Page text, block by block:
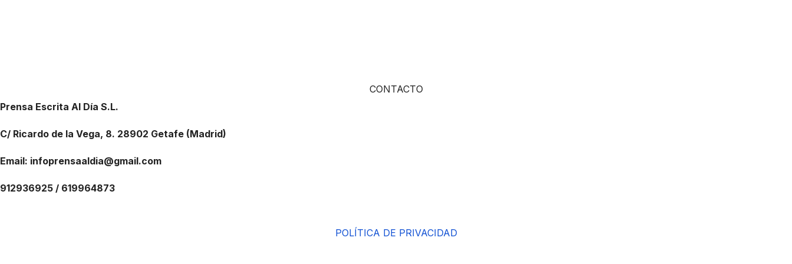
CONTACTO
Prensa Escrita Al Día S.L.
C/ Ricardo de la Vega, 8. 28902 Getafe (Madrid)
Email: infoprensaaldia@gmail.com
912936925 / 619964873
POLÍTICA DE PRIVACIDAD